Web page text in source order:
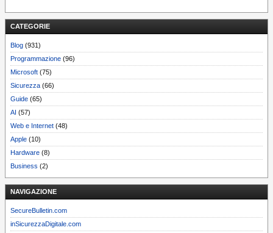
CATEGORIE
Blog (931)
Programmazione (96)
Microsoft (75)
Sicurezza (66)
Guide (65)
AI (57)
Web e Internet (48)
Apple (10)
Hardware (8)
Business (2)
NAVIGAZIONE
SecureBulletin.com
inSicurezzaDigitale.com